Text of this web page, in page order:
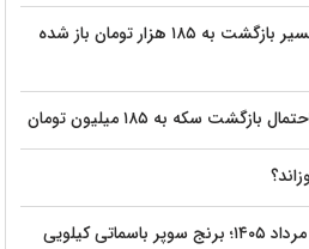
قیمت دلار عقب نشست؛ آیا مسیر بازگشت به ۱۸۵ هزار تومان باز شده
سکه به ۱۸۵ میلیون تومان
قیمت برنج پاکستانی امروز ۱۴ مرداد ۱۴۰۵؛ برنج سوپر باسماتی کیلویی